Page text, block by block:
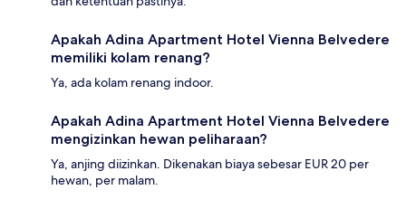
Apakah Adina Apartment Hotel Vienna Belvedere
memiliki kolam renang?
Ya, ada kolam renang indoor.
Apakah Adina Apartment Hotel Vienna Belvedere
mengizinkan hewan peliharaan?
Ya, anjing diizinkan. Dikenakan biaya sebesar EUR 20 per
hewan, per malam.